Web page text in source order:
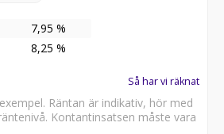
7,95 %
8,25 %
Så har vi räknat
Räntan är indikativ, hör med
Kontantinsatsen måste vara